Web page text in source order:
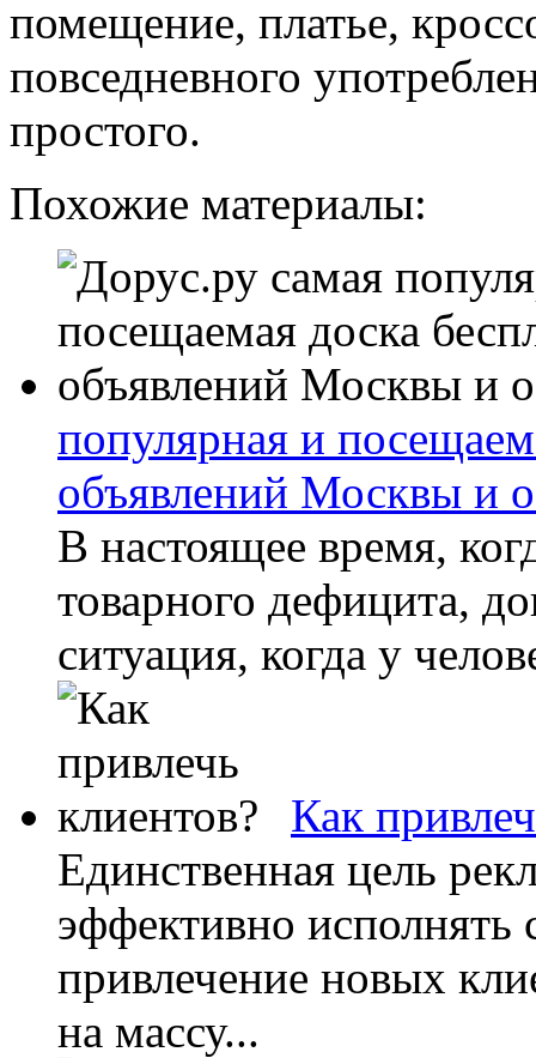
помещение, платье,
повседневного
простого.
Похожие материалы:
популярная и
объявлений Москвы и
В настоящее время,
товарного дефицита,
ситуация, когда у
Как
Единственная цель
эффективно
привлечение новых
на массу...